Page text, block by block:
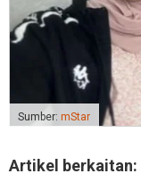
Sumber: mStar
Artikel berkaitan: